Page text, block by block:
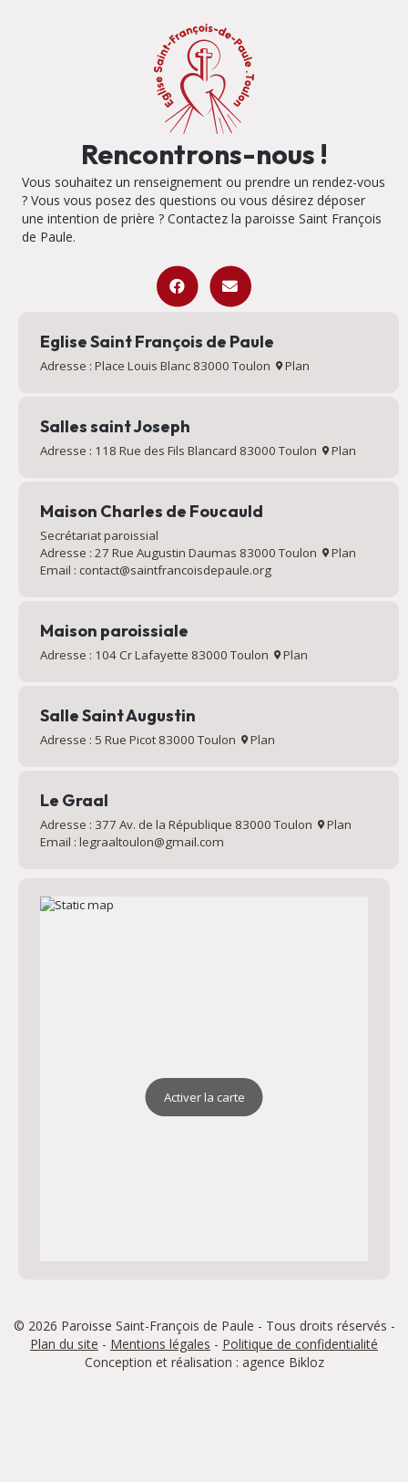
Rencontrons-nous !
Vous souhaitez un renseignement ou prendre un rendez-vous
? Vous vous posez des questions ou vous désirez déposer
une intention de prière ? Contactez la paroisse Saint François
de Paule.
Eglise Saint François de Paule
Adresse : Place Louis Blanc 83000 Toulon Plan
Salles saint Joseph
Adresse : 118 Rue des Fils Blancard 83000 Toulon Plan
Maison Charles de Foucauld
Secrétariat paroissial
Adresse : 27 Rue Augustin Daumas 83000 Toulon
Plan
Email : contact@saintfrancoisdepaule.org
Maison paroissiale
Adresse : 104 Cr Lafayette 83000 Toulon Plan
Salle Saint Augustin
Adresse : 5 Rue Picot 83000 Toulon Plan
Le Graal
Adresse : 377 Av. de la République 83000 Toulon
Plan
Email : legraaltoulon@gmail.com
Activer la carte
© 2026 Paroisse Saint-François de Paule - Tous droits réservés -
Plan du site - Mentions légales - Politique de confidentialité
Conception et réalisation : agence Bikloz